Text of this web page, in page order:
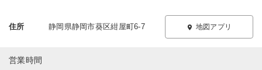
住所 静岡県静岡市葵区紺屋町6-7 地図アプリ
営業時間